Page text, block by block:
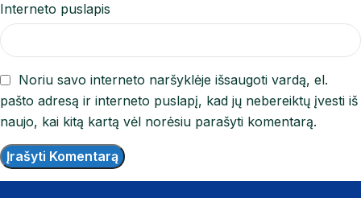
Interneto puslapis
Noriu savo interneto naršyklėje išsaugoti vardą, el.
pašto adresą ir interneto puslapį, kad jų nebereiktų įvesti iš
naujo, kai kitą kartą vėl norėsiu parašyti komentarą.